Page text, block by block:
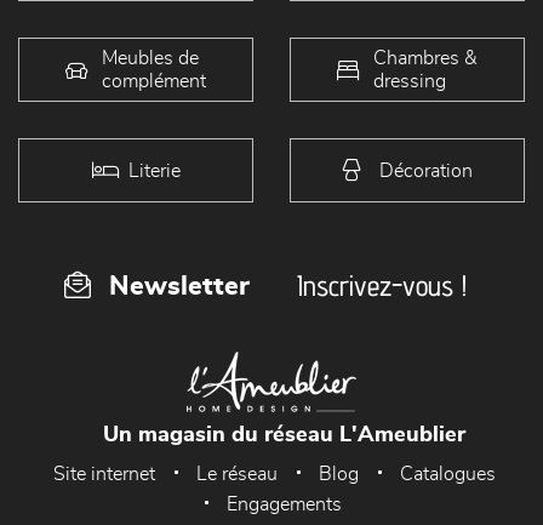
Meubles de
complément
Chambres &
dressing
Literie Décoration
Newsletter Inscrivez-vous !
Un magasin du réseau L'Ameublier
Site internet Le réseau Blog
Catalogues
Engagements